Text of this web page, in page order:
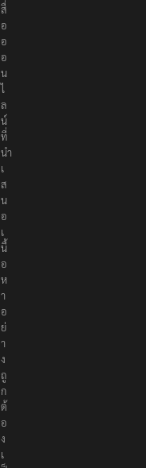
สื่
อ
อ
อ
น
ไ
ล
น์
ที่
นำ
เ
ส
น
อ
เ
นื้
อ
ห
า
อ
ย่
า
ง
ถู
ก
ต้
อ
ง
เ